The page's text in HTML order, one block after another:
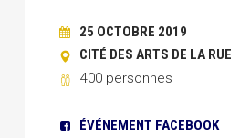
25 OCTOBRE 2019
CITÉ DES ARTS DE LA RUE
400 personnes
ÉVÉNEMENT FACEBOOK